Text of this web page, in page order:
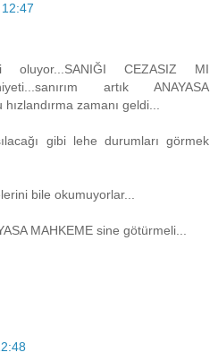
CEZASIZ MI
artık ANAYASA
zamanı geldi...
gibi lehe durumları görmek
bile okumuyorlar...
MAHKEME sine götürmeli...